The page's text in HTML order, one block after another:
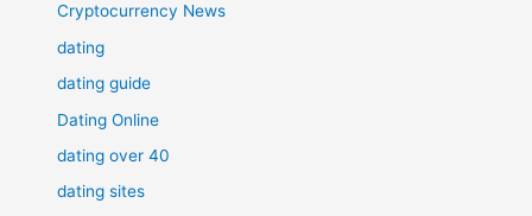
Cryptocurrency News
dating
dating guide
Dating Online
dating over 40
dating sites